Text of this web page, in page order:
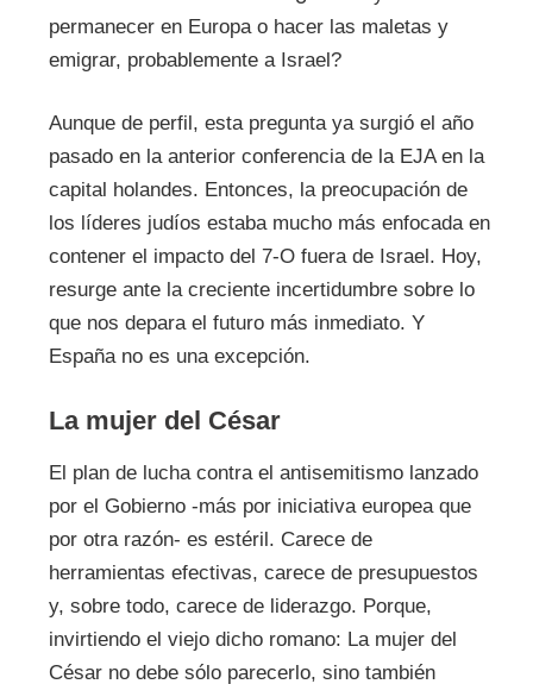
permanecer en Europa o hacer las maletas y
emigrar, probablemente a Israel?
Aunque de perfil, esta pregunta ya surgió el año
pasado en la anterior conferencia de la EJA en la
capital holandes. Entonces, la preocupación de
los líderes judíos estaba mucho más enfocada en
contener el impacto del 7-O fuera de Israel. Hoy,
resurge ante la creciente incertidumbre sobre lo
que nos depara el futuro más inmediato. Y
España no es una excepción.
La mujer del César
El plan de lucha contra el antisemitismo lanzado
por el Gobierno -más por iniciativa europea que
por otra razón- es estéril. Carece de
herramientas efectivas, carece de presupuestos
y, sobre todo, carece de liderazgo. Porque,
invirtiendo el viejo dicho romano: La mujer del
César no debe sólo parecerlo, sino también